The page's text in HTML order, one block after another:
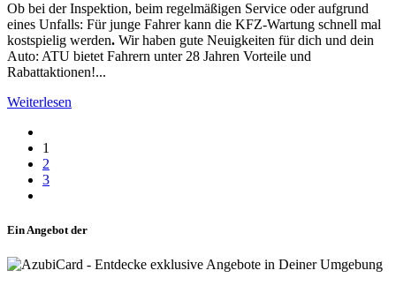
Ob bei der Inspektion, beim regelmäßigen Service oder aufgrund
eines Unfalls: Für junge Fahrer kann die KFZ-Wartung schnell mal
kostspielig werden. Wir haben gute Neuigkeiten für dich und dein
Auto: ATU bietet Fahrern unter 28 Jahren Vorteile und
Rabattaktionen!...
Weiterlesen
1
2
3
Ein Angebot der